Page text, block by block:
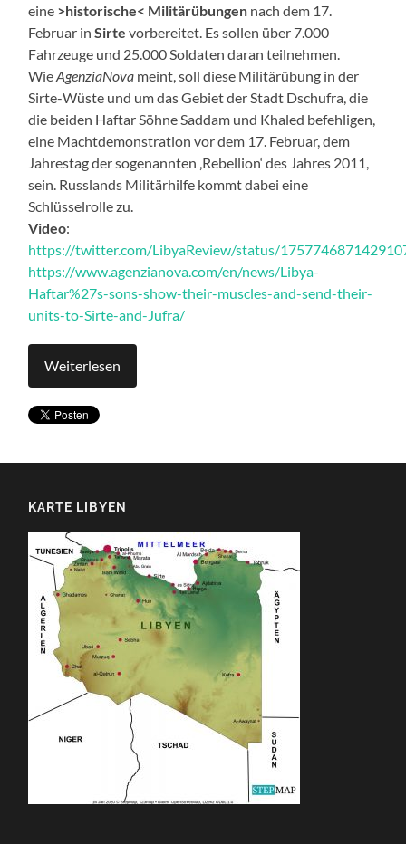
eine >historische< Militärübungen nach dem 17.
Februar inSirte vorbereitet. Es sollen über 7.000
Fahrzeuge und 25.000 Soldaten daran teilnehmen.
WieAgenziaNova meint, soll diese Militärübung in der
Sirte-Wüste und um das Gebiet der Stadt Dschufra, die
die beiden Haftar Söhne Saddam und Khaled befehligen,
eine Machtdemonstration vor dem 17. Februar, dem
Jahrestag der sogenannten ‚Rebellion‘ des Jahres 2011,
sein. Russlands Militärhilfe kommt dabei eine
Schlüsselrolle zu.
Video:
https://twitter.com/LibyaReview/status/
https://www.agenzianova.com/en/news/Libya-
Haftar%27s-sons-show-their-muscles-and-send-their-
units-to-Sirte-and-Jufra/
Weiterlesen
KARTE LIBYEN